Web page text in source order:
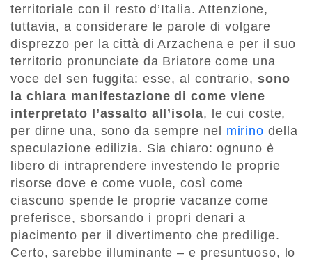
territoriale con il resto d’Italia. Attenzione,
tuttavia, a considerare le parole di volgare
disprezzo per la città di Arzachena e per il suo
territorio pronunciate da Briatore come una
voce del sen fuggita: esse, al contrario, sono
la chiara manifestazione di come viene
interpretato l’assalto all’isola, le cui coste,
per dirne una, sono da sempre nel mirino della
speculazione edilizia. Sia chiaro: ognuno è
libero di intraprendere investendo le proprie
risorse dove e come vuole, così come
ciascuno spende le proprie vacanze come
preferisce, sborsando i propri denari a
piacimento per il divertimento che predilige.
Certo, sarebbe illuminante – e presuntuoso, lo